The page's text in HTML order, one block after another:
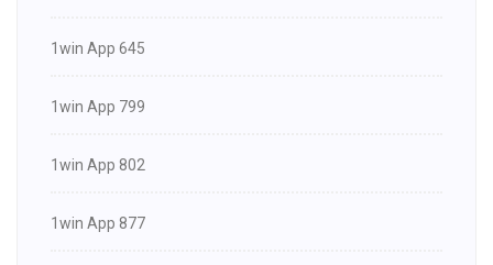
1win App 645
1win App 799
1win App 802
1win App 877